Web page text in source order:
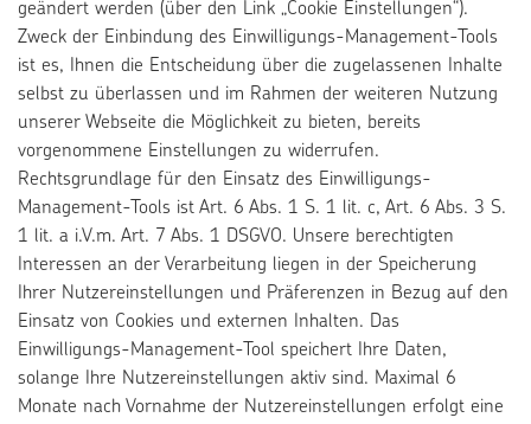
geändert werden (über den Link „Cookie Einstellungen“).
Zweck der Einbindung des Einwilligungs-Management-Tools
ist es, Ihnen die Entscheidung über die zugelassenen Inhalte
selbst zu überlassen und im Rahmen der weiteren Nutzung
unserer Webseite die Möglichkeit zu bieten, bereits
vorgenommene Einstellungen zu widerrufen.
Rechtsgrundlage für den Einsatz des Einwilligungs-
Management-Tools ist Art. 6 Abs. 1 S. 1 lit. c, Art. 6 Abs. 3 S.
1 lit. a i.V.m. Art. 7 Abs. 1 DSGVO. Unsere berechtigten
Interessen an der Verarbeitung liegen in der Speicherung
Ihrer Nutzereinstellungen und Präferenzen in Bezug auf den
Einsatz von Cookies und externen Inhalten. Das
Einwilligungs-Management-Tool speichert Ihre Daten,
solange Ihre Nutzereinstellungen aktiv sind. Maximal 6
Monate nach Vornahme der Nutzereinstellungen erfolgt eine